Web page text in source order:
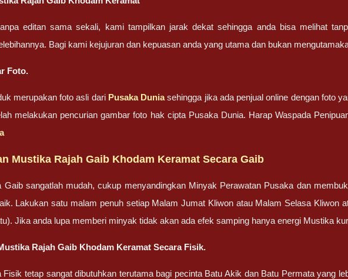
editan sama sekali, kami tampilkan jarak dekat sehingga anda bisa melihat
Bagi kami kejujuran dan kepuasan anda yang utama dan bukan
Foto.
merupakan foto asli dari Pusaka Duniasehingga jika ada penjual online dengan foto
melakukan pencurian gambar foto hak cipta Pusaka Dunia. Harap Waspada
Mustika Rajah Gaib Khodam Keramat Secara Gaib
Gaib sangatlah mudah, cukup menyandingkan Minyak Perawatan Pusaka dan
Lakukan satu malam penuh setiap Malam Jumat Kliwon atau Malam Selasa Kliwon
Jika anda lupa memberi minyak tidak akan ada efek samping hanya energi Mustika
Rajah Gaib Khodam Keramat Secara Fisik.
Fisik tetap sangat dibutuhkan terutama bagi pecinta Batu Akik dan Batu Permata yang